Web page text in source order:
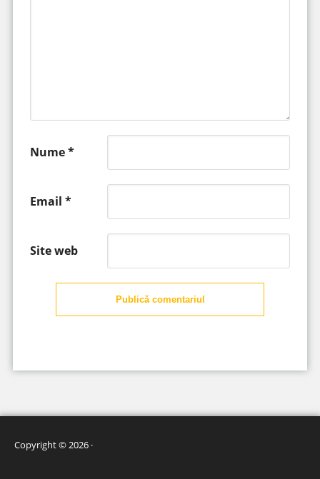
Nume*
Email *
Site web
Publică comentariul
Copyright © 2026 ·